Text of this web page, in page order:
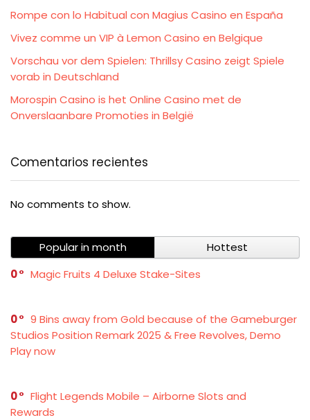
Rompe con lo Habitual con Magius Casino en España
Vivez comme un VIP à Lemon Casino en Belgique
Vorschau vor dem Spielen: Thrillsy Casino zeigt Spiele
vorab in Deutschland
Morospin Casino is het Online Casino met de
Onverslaanbare Promoties in België
Comentarios recientes
No comments to show.
Popular in month
Hottest
0
Magic Fruits 4 Deluxe Stake-Sites
0
9 Bins away from Gold because of the Gameburger
Studios Position Remark 2025 & Free Revolves, Demo
Play now
0
Flight Legends Mobile – Airborne Slots and
Rewards